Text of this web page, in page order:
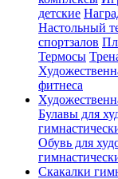
детские
Настольный
спортзалов
Термосы
фитнеса
Булавы для
Обувь для
Скакалки